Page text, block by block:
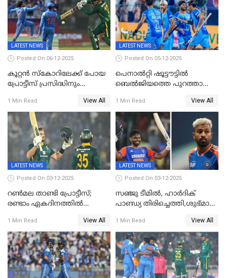
LATEST NEWS
Posted On 06-12-2025
കൂറ്റൻ സ്കോറിലേക്ക് പോയ
പ്രോട്ടീസ് പ്രസിദ്ധിനും
അടിതെറ്റി, ഇന്ത്യക്ക് 271
റണ്‍സ് വിജയലക്ഷ്യം
1 Min Read View All
LATEST NEWS
Posted On 05-12-2025
പെനാൽറ്റി ഷൂട്ടൗട്ടിൽ
ബെൽജിയത്തെ പുറത്താക്കി;
ലോകകപ്പിൽ ഇന്ത്യ
സെമിയിൽ
1 Min Read View All
LATEST NEWS
Posted On 03-12-2025
റണ്‍മല താണ്ടി പ്രോട്ടീസ്;
രണ്ടാം ഏകദിനത്തില്‍
ഒപ്പത്തിനൊപ്പം
1 Min Read View All
LATEST NEWS
Posted On 03-12-2025
സഞ്ജു ടീമില്‍, ഹാര്‍ദിക്
പാണ്ഡ്യ തിരിച്ചെത്തി,​ശുഭ്മാൻ
ഇല്ല;
ദക്ഷിണാഫ്രിക്കയ്‌ക്കെതിരായ
ടി20 പരമ്പരയ്ക്കുള്ള ഇന്ത്യന്‍
ടീമിനെ പ്രഖ്യാപിച്ചു
1 Min Read View All